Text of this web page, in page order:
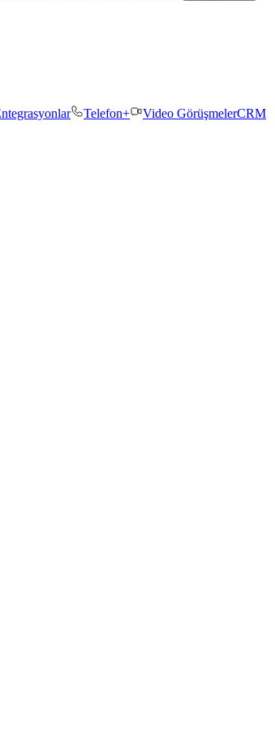
Telefon+ Video GörüşmelerCRM